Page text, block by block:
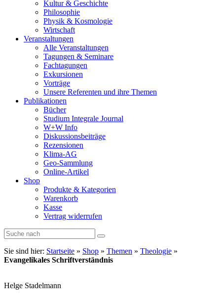
Kultur & Geschichte
Philosophie
Physik & Kosmologie
Wirtschaft
Veranstaltungen
Alle Veranstaltungen
Tagungen & Seminare
Fachtagungen
Exkursionen
Vorträge
Unsere Referenten und ihre Themen
Publikationen
Bücher
Studium Integrale Journal
W+W Info
Diskussionsbeiträge
Rezensionen
Klima-AG
Geo-Sammlung
Online-Artikel
Shop
Produkte & Kategorien
Warenkorb
Kasse
Vertrag widerrufen
Sie sind hier: Startseite » Shop » Themen » Theologie »
Evangelikales Schriftverständnis
Helge Stadelmann